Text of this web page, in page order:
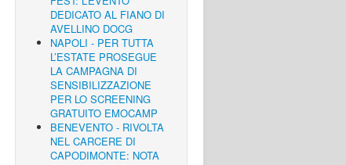
DEDICATO AL FIANO DI
AVELLINO DOCG
NAPOLI - PER TUTTA
L’ESTATE PROSEGUE
LA CAMPAGNA DI
SENSIBILIZZAZIONE
PER LO SCREENING
GRATUITO EMOCAMP
BENEVENTO - RIVOLTA
NEL CARCERE DI
CAPODIMONTE: NOTA